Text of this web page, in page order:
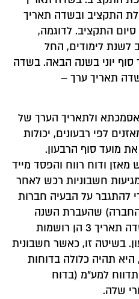
התקציב ובשדה תאריך
התקציב. לדוגמה,
לשנת לימודים, החל
ספטמבר 2016 ועד סוף יוני בשנה הבאה. בשדה
רושמים 1.9.2016 ובשדה תאריך ערך –
האסמכתא ולתאריך הערך של
לפי רבעונים, יכולות
מועד סוף הרבעון.
ודוח רווח והפסד מייד
חשבוניות רכש לאחר
להתגבר על הבעיה חברות
החברה) שהעברת השנה
מתבצעת לפי תאריך 3, ובשדה תאריך 3 הן רושמות
בשיטה זו, כאשר חשבונית
תהיה כלולה בדוחות
למע"מ (בדוח